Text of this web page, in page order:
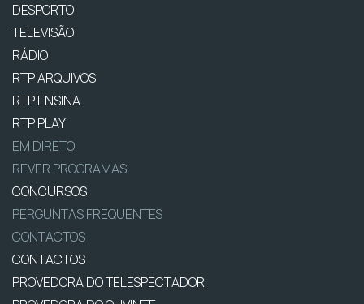
DESPORTO
TELEVISÃO
RÁDIO
RTP ARQUIVOS
RTP ENSINA
RTP PLAY
EM DIRETO
REVER PROGRAMAS
CONCURSOS
PERGUNTAS FREQUENTES
CONTACTOS
CONTACTOS
PROVEDORA DO TELESPECTADOR